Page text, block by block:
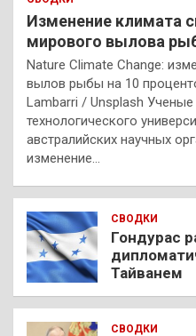
Изменение климата
мирового вылова
Nature Climate Change:
вылов рыбы на 10
Lambarri / Unsplash
технологического
австралийских научных
изменение…
СВОДКИ
Гондурас
Тайванем
СВОДКИ